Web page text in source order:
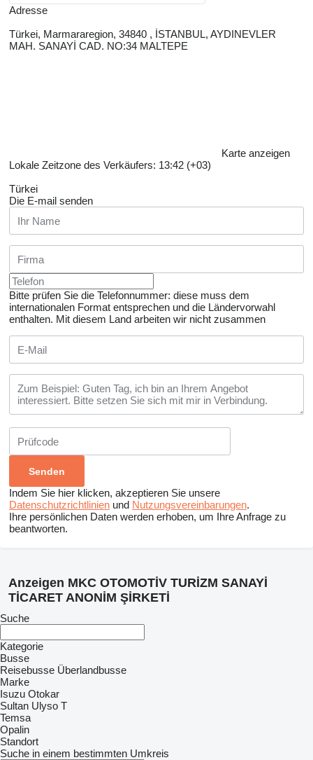
Adresse
Türkei, Marmararegion, 34840 , İSTANBUL, AYDINEVLER
MAH. SANAYİ CAD. NO:34 MALTEPE
Karte anzeigen
Lokale Zeitzone des Verkäufers: 13:42 (+03)
Türkei
Die E-mail senden
Bitte prüfen Sie die Telefonnummer: diese muss dem
internationalen Format entsprechen und die Ländervorwahl
enthalten. Mit diesem Land arbeiten wir nicht zusammen
Indem Sie hier klicken, akzeptieren Sie unsere
Datenschutzrichtlinien und Nutzungsvereinbarungen.
Ihre persönlichen Daten werden erhoben, um Ihre Anfrage zu
beantworten.
Anzeigen MKC OTOMOTİV TURİZM SANAYİ
TİCARET ANONİM ŞİRKETİ
Suche
Kategorie
Busse
Reisebusse Überlandbusse
Marke
Isuzu Otokar
Sultan Ulyso T
Temsa
Opalin
Standort
Suche in einem bestimmten Umkreis